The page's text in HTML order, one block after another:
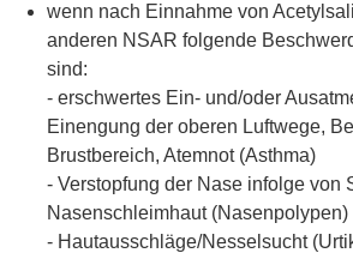
wenn nach Einnahme von
anderen NSAR folgende
sind:
- erschwertes Ein- und/oder
Einengung der oberen Luftwege,
Brustbereich, Atemnot (Asthma)
- Verstopfung der Nase infolge von
Nasenschleimhaut (Nasenpolypen)
- Hautausschläge/Nesselsucht